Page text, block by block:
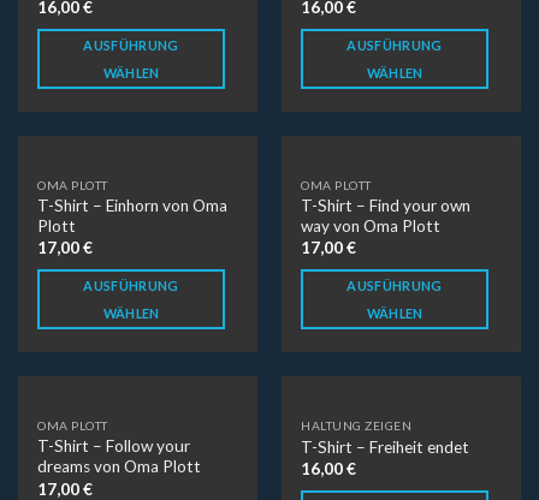
16,00€
AUSFÜHRUNG
WÄHLEN
16,00€
AUSFÜHRUNG
WÄHLEN
OMA PLOTT
T-Shirt – Einhorn von Oma
Plott
17,00€
AUSFÜHRUNG
WÄHLEN
OMA PLOTT
T-Shirt – Find your own
way von Oma Plott
17,00€
AUSFÜHRUNG
WÄHLEN
OMA PLOTT
T-Shirt – Follow your
dreams von Oma Plott
17,00€
HALTUNG ZEIGEN
T-Shirt – Freiheit endet
16,00€